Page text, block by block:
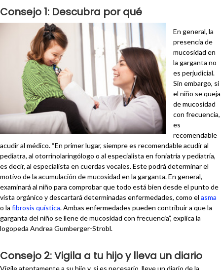
Consejo 1: Descubra por qué
En general, la
presencia de
mucosidad en
la garganta no
es perjudicial.
Sin embargo, si
el niño se queja
de mucosidad
con frecuencia,
es
recomendable
acudir al médico. “En primer lugar, siempre es recomendable acudir al
pediatra, al otorrinolaringólogo o al especialista en foniatría y pediatría,
es decir, al especialista en cuerdas vocales. Este podrá determinar el
motivo de la acumulación de mucosidad en la garganta. En general,
examinará al niño para comprobar que todo está bien desde el punto de
vista orgánico y descartará determinadas enfermedades, como el asma
o la fibrosis quística. Ambas enfermedades pueden contribuir a que la
garganta del niño se llene de mucosidad con frecuencia”, explica la
logopeda Andrea Gumberger-Strobl.
Consejo 2: Vigila a tu hijo y lleva un diario